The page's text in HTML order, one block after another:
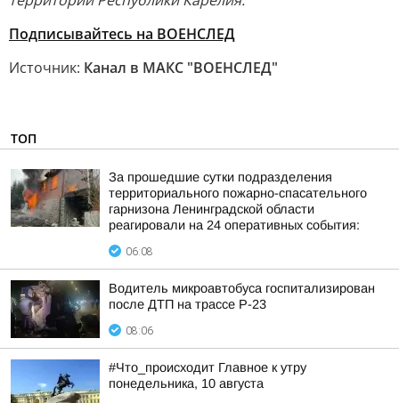
Подписывайтесь на ВОЕНСЛЕД
Источник: Канал в МАКС "ВОЕНСЛЕД"
ТОП
За прошедшие сутки подразделения
территориального пожарно-спасательного
гарнизона Ленинградской области
реагировали на 24 оперативных события:
06:08
Водитель микроавтобуса госпитализирован
после ДТП на трассе Р-23
08:06
#Что_происходит Главное к утру
понедельника, 10 августа